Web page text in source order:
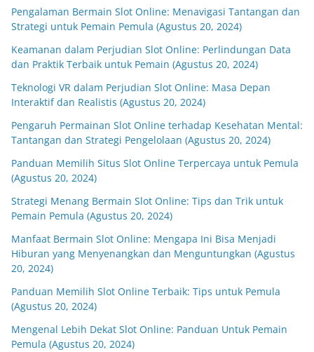
Pengalaman Bermain Slot Online: Menavigasi Tantangan dan
Strategi untuk Pemain Pemula (Agustus 20, 2024)
Keamanan dalam Perjudian Slot Online: Perlindungan Data
dan Praktik Terbaik untuk Pemain (Agustus 20, 2024)
Teknologi VR dalam Perjudian Slot Online: Masa Depan
Interaktif dan Realistis (Agustus 20, 2024)
Pengaruh Permainan Slot Online terhadap Kesehatan Mental:
Tantangan dan Strategi Pengelolaan (Agustus 20, 2024)
Panduan Memilih Situs Slot Online Terpercaya untuk Pemula
(Agustus 20, 2024)
Strategi Menang Bermain Slot Online: Tips dan Trik untuk
Pemain Pemula (Agustus 20, 2024)
Manfaat Bermain Slot Online: Mengapa Ini Bisa Menjadi
Hiburan yang Menyenangkan dan Menguntungkan (Agustus
20, 2024)
Panduan Memilih Slot Online Terbaik: Tips untuk Pemula
(Agustus 20, 2024)
Mengenal Lebih Dekat Slot Online: Panduan Untuk Pemain
Pemula (Agustus 20, 2024)